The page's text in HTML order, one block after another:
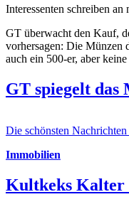
Interessenten schreiben
GT überwacht den Kauf,
vorhersagen: Die Münzen
auch ein 500-er, aber
GT spiegelt das
Die schönsten
Immobilien
Kultkeks Kalter